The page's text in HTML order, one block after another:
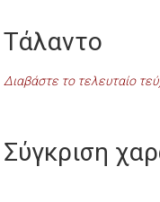
Τάλαντο
Διαβάστε το τελευταίο
Σύγκριση